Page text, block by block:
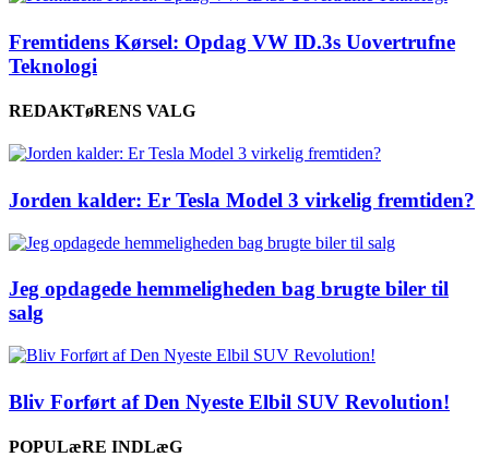
Fremtidens Kørsel: Opdag VW ID.3s Uovertrufne
Teknologi
REDAKTøRENS VALG
Jorden kalder: Er Tesla Model 3 virkelig fremtiden?
Jeg opdagede hemmeligheden bag brugte biler til
salg
Bliv Forført af Den Nyeste Elbil SUV Revolution!
POPULæRE INDLæG